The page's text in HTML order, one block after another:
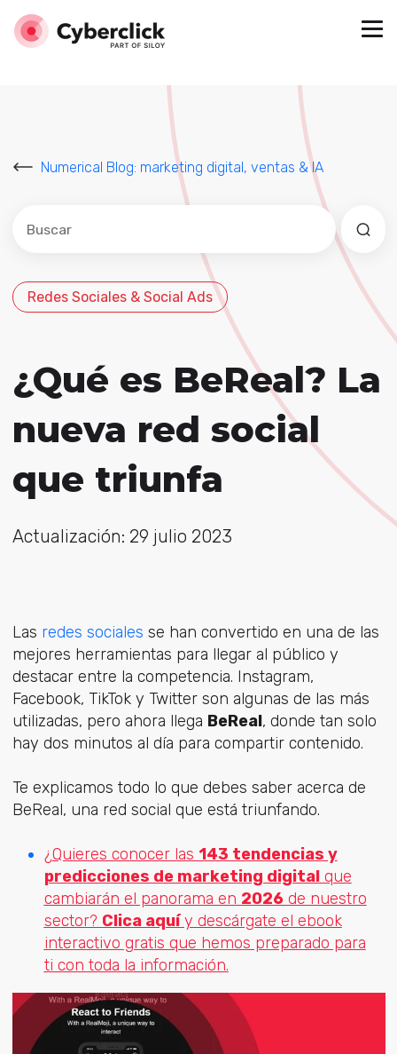
Numerical Blog: marketing digital, ventas & IA
Este es un campo de búsqueda con una función de
No hay sugerencias porque el campo de
Redes Sociales & Social Ads
¿Qué es BeReal? La
nueva red social
que triunfa
Actualización: 29 julio 2023
Las redes sociales se han convertido en una de las
mejores herramientas para llegar al público y
destacar entre la competencia. Instagram,
Facebook, TikTok y Twitter son algunas de las más
utilizadas, pero ahora llega BeReal, donde tan solo
hay dos minutos al día para compartir contenido.
Te explicamos todo lo que debes saber acerca de
BeReal, una red social que está triunfando.
¿Quieres conocer las 143 tendencias y
predicciones de marketing digitalque
cambiarán el panorama en 2026de nuestro
sector? Clica aquíy descárgate el ebook
interactivo gratis que hemos preparado para
ti con toda la información.